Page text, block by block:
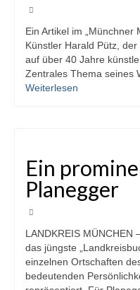
Ein Artikel im „Münchner
Künstler Harald Pütz,
auf über 40 Jahre
Zentrales Thema seines
Weiterlesen
Ein
Planegger
LANDKREIS MÜNCHEN
das jüngste
einzelnen Ortschaften
bedeutenden